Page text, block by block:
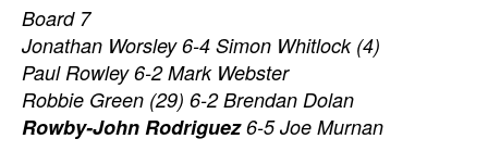
Board 7
Jonathan Worsley 6-4 Simon Whitlock (4)
Paul Rowley 6-2 Mark Webster
Robbie Green (29) 6-2 Brendan Dolan
Rowby-John Rodriguez6-5 Joe Murnan